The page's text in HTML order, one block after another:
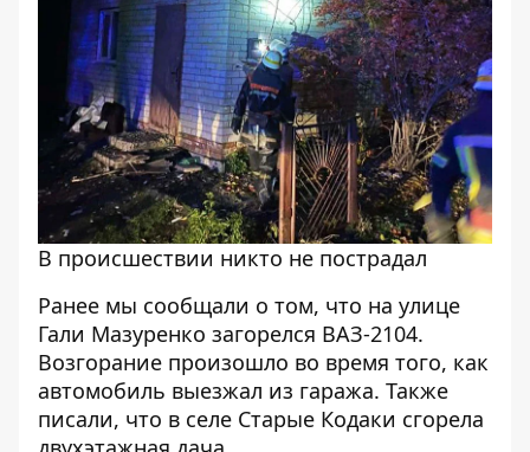
В происшествии никто не пострадал
Ранее мы сообщали о том, что на улице
Гали Мазуренко загорелся ВАЗ-2104.
Возгорание произошло во время того, как
автомобиль выезжал из гаража. Также
писали, что в селе Старые Кодаки сгорела